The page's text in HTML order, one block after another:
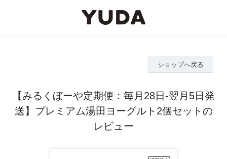
ショップへ戻る
【みるくぼーや定期便：毎月28日-翌月5日発
送】プレミアム湯田ヨーグルト2個セットの
レビュー